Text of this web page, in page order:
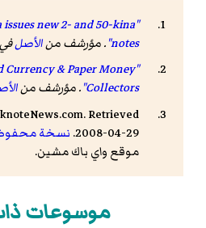
issues new 2- and 50-kina
notes" . مؤرشف منالأصلفي 07
Currency & Paper Money
Collectors" . مؤرشف من
Retrieved
2008-04-29. نسخة
موقع واي باك مشين.
موسوعات